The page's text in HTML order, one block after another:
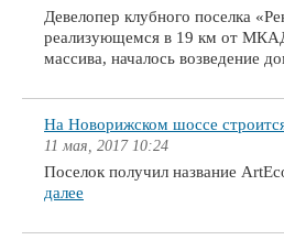
Девелопер клубного поселка
реализующемся в 19 км от
массива, началось возведение
На Новорижском шоссе
11 мая, 2017 10:24
Поселок получил название
далее